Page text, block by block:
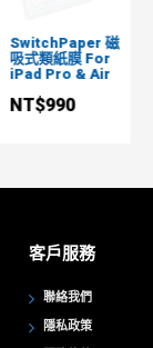
SwitchPaper 磁
吸式類紙膜 For
iPad Pro & Air
NT$990
客戶服務
聯絡我們
隱私政策